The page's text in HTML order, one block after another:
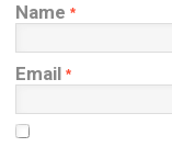
Name *
Email *